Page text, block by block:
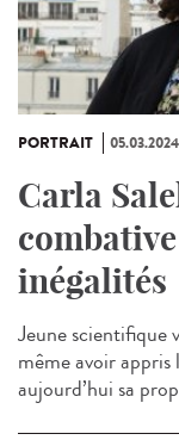
PORTRAIT 05.03.2024
Carla
inégalités
Jeune scientifique
même avoir
aujourd’hui sa